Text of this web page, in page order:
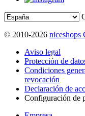
© 2010-2026 niceshops
Aviso legal
Protección de
Condiciones
revocación
Declaración de
Configuración de